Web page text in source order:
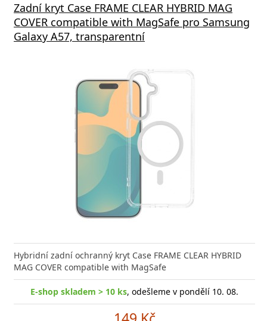
Zadní kryt Case FRAME CLEAR HYBRID MAG
COVER compatible with MagSafe pro Samsung
Galaxy A57, transparentní
Hybridní zadní ochranný kryt Case FRAME CLEAR HYBRID
MAG COVER compatible with MagSafe
E-shop skladem > 10 ks, odešleme v pondělí 10. 08.